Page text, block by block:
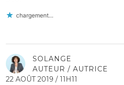
chargement…
SOLANGE
AUTEUR / AUTRICE
22 AOÛT 2019 / 11H11